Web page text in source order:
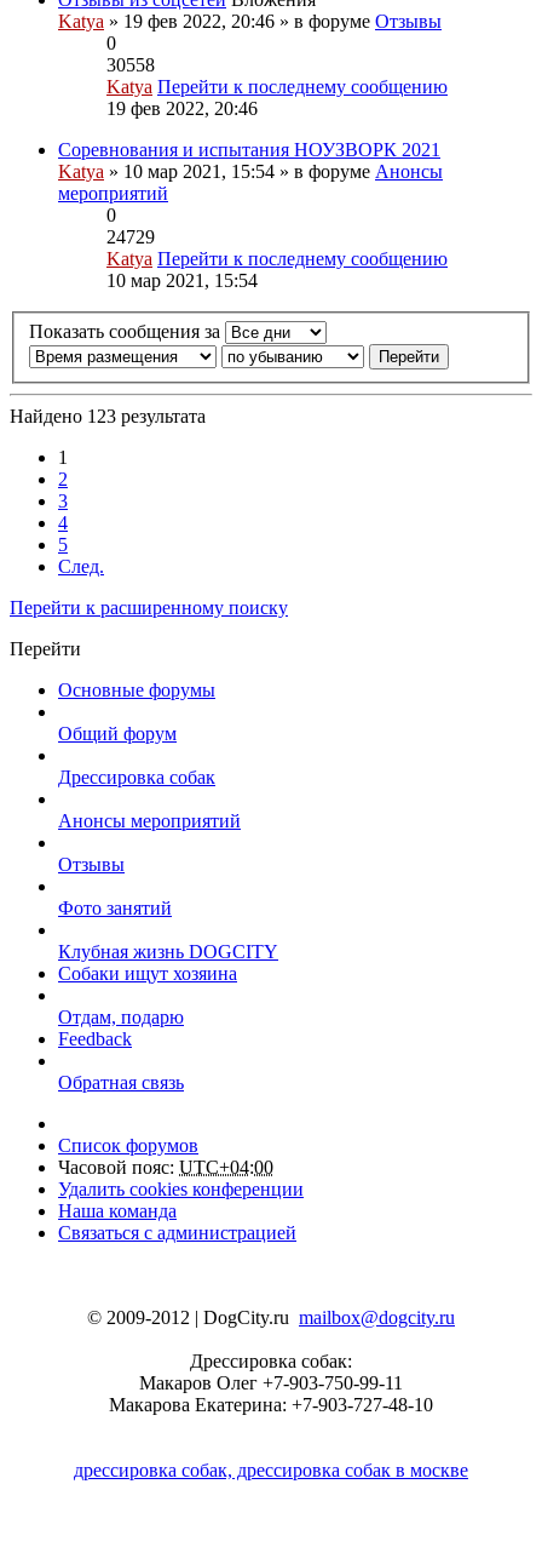
Katya » 19 фев 2022, 20:46 » в форуме Отзывы
0
30558
Katya Перейти к последнему сообщению
19 фев 2022, 20:46
Соревнования и испытания НОУЗВОРК 2021
Katya » 10 мар 2021, 15:54 » в форуме Анонсы
мероприятий
0
24729
Katya Перейти к последнему сообщению
10 мар 2021, 15:54
Показать сообщения за
Найдено 123 результата
1
2
3
4
5
След.
Перейти к расширенному поиску
Перейти
Основные форумы
Общий форум
Дрессировка собак
Анонсы мероприятий
Отзывы
Фото занятий
Клубная жизнь DOGCITY
Собаки ищут хозяина
Отдам, подарю
Feedback
Обратная связь
Список форумов
Часовой пояс: UTC+04:00
Удалить cookies конференции
Наша команда
Связаться с администрацией
© 2009-2012 | DogCity.ru mailbox@dogcity.ru
Дрессировка собак:
Макаров Олег +7-903-750-99-11
Макарова Екатерина: +7-903-727-48-10
дрессировка собак, дрессировка собак в москве